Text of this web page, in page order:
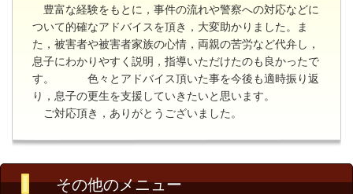
豊富な経験をもとに，事件の流れや警察への対応などに
ついて的確なアドバイスを頂き，大変助かりました。ま
た，被害者や被害者家族の心情，両親の苦労など代弁し，
息子にわかりやすく説明，指導いただけたのも良かったで
す。 色々とアドバイス頂いた事を今後も適時振り返
り，息子の更生を支援していきたいと思います。
ご対応頂き，ありがとうございました。
その他のメニュー